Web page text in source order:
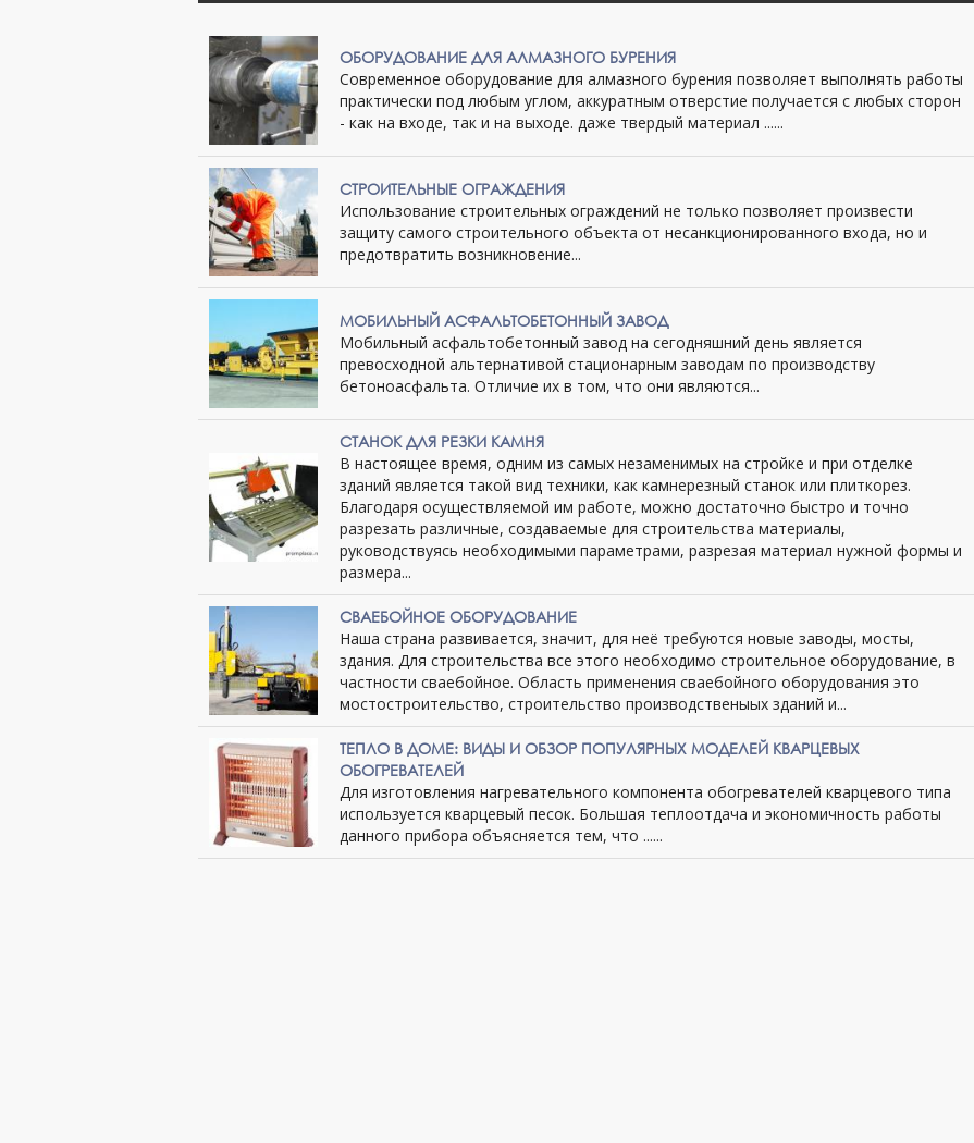
ОБОРУДОВАНИЕ ДЛЯ АЛМАЗНОГО БУРЕНИЯ
Современное оборудование для алмазного бурения позволяет выполнять работы
практически под любым углом, аккуратным отверстие получается с любых сторон
- как на входе, так и на выходе. даже твердый материал ......
СТРОИТЕЛЬНЫЕ ОГРАЖДЕНИЯ
Использование строительных ограждений не только позволяет произвести
защиту самого строительного объекта от несанкционированного входа, но и
предотвратить возникновение...
МОБИЛЬНЫЙ АСФАЛЬТОБЕТОННЫЙ ЗАВОД
Мобильный асфальтобетонный завод на сегодняшний день является
превосходной альтернативой стационарным заводам по производству
бетоноасфальта. Отличие их в том, что они являются...
СТАНОК ДЛЯ РЕЗКИ КАМНЯ
В настоящее время, одним из самых незаменимых на стройке и при отделке
зданий является такой вид техники, как камнерезный станок или плиткорез.
Благодаря осуществляемой им работе, можно достаточно быстро и точно
разрезать различные, создаваемые для строительства материалы,
руководствуясь необходимыми параметрами, разрезая материал нужной формы и
размера...
СВАЕБОЙНОЕ ОБОРУДОВАНИЕ
Наша страна развивается, значит, для неё требуются новые заводы, мосты,
здания. Для строительства все этого необходимо строительное оборудование, в
частности сваебойное. Область применения сваебойного оборудования это
мостостроительство, строительство производственыых зданий и...
ТЕПЛО В ДОМЕ: ВИДЫ И ОБЗОР ПОПУЛЯРНЫХ МОДЕЛЕЙ КВАРЦЕВЫХ
ОБОГРЕВАТЕЛЕЙ
Для изготовления нагревательного компонента обогревателей кварцевого типа
используется кварцевый песок. Большая теплоотдача и экономичность работы
данного прибора объясняется тем, что ......